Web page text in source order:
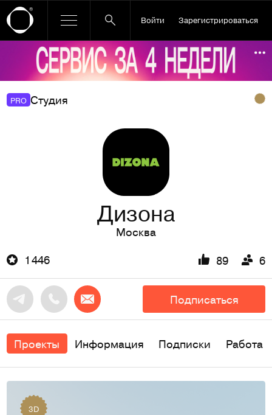
Войти Зарегистрироваться
Ссылка баннера
PRO Студия
Дизона
Москва
1 446
89 6
Подписаться
Проекты Информация Подписки Работа
3D